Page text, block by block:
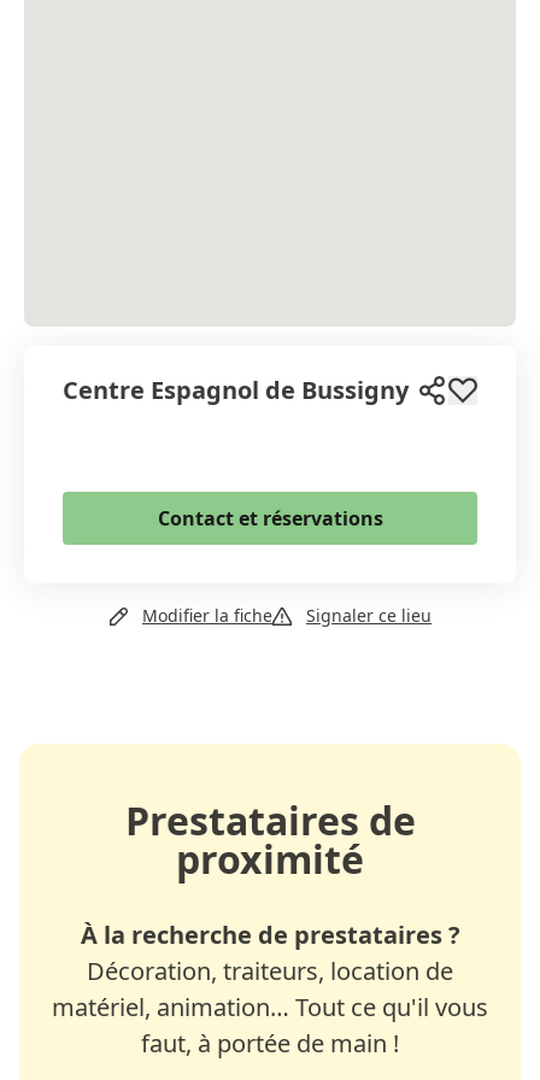
Centre Espagnol de Bussigny
Contact et réservations
Modifier la fiche
Signaler ce lieu
Prestataires de
proximité
À la recherche de prestataires ?
Décoration, traiteurs, location de
matériel, animation… Tout ce qu'il vous
faut, à portée de main !